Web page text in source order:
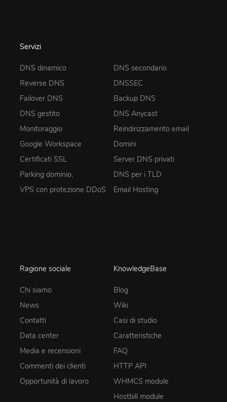
Servizi
DNS dinamico
Reverse DNS
Failover DNS
DNS gestito
Monitoraggio
Google Workspace
Certificati SSL
Parking dominio.
VPS con protezione DDoS
DNS secondario
DNSSEC
Backup DNS
DNS Anycast
Reindirizzamento email
Domini
Server DNS privati
DNS per i TLD
Email Hosting
Ragione sociale
Chi siamo
News
Contatti
Data center
Media e recensioni
Commenti dei clienti
Opportunità di lavoro
KnowledgeBase
Blog
Wiki
Casi di studio
Caratteristiche
FAQ
HTTP API
WHMCS module
Hostbill module